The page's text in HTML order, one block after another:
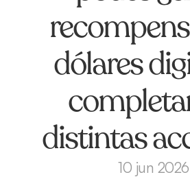
dólares
distintas
10 jun 2026